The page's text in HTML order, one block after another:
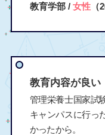
教育学部 / 女性（
教育内容が良い
管理栄養士国家試
キャンパスに行っ
かったから。